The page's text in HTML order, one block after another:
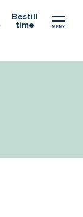
Bestill
time